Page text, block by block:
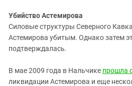
Убийство Астемирова
Силовые структуры Северного
Астемирова убитым. Однако затем
подтверждалась.
В мае 2009 года в Нальчике прошла
ликвидации Астемирова и еще